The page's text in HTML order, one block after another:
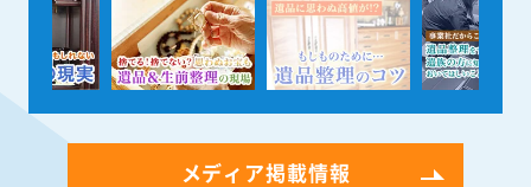
メディア掲載情報